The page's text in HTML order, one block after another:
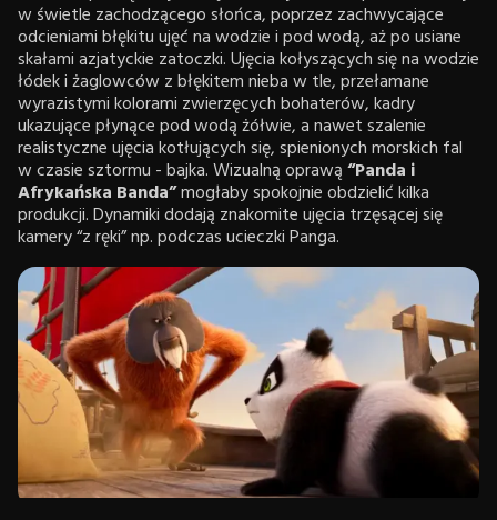
w świetle zachodzącego słońca, poprzez zachwycające
odcieniami błękitu ujęć na wodzie i pod wodą, aż po usiane
skałami azjatyckie zatoczki. Ujęcia kołyszących się na wodzie
łódek i żaglowców z błękitem nieba w tle, przełamane
wyrazistymi kolorami zwierzęcych bohaterów, kadry
ukazujące płynące pod wodą żółwie, a nawet szalenie
realistyczne ujęcia kotłujących się, spienionych morskich fal
w czasie sztormu - bajka. Wizualną oprawą“Panda i
Afrykańska Banda”mogłaby spokojnie obdzielić kilka
produkcji. Dynamiki dodają znakomite ujęcia trzęsącej się
kamery “z ręki” np. podczas ucieczki Panga.